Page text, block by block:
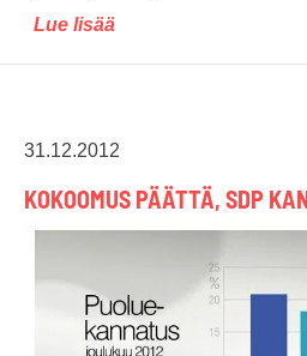
Lue lisää
31.12.2012
KOKOOMUS PÄÄTTÄ, SDP